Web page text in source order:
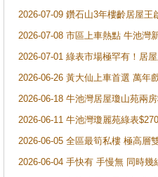
2026-07-09 鑽石山3年樓齡居屋
2026-07-08 市區上車熱點 牛池灣
2026-07-01 綠表市場極罕有！居
2026-06-26 黃大仙上車首選 萬年
2026-06-18 牛池灣居屋瓊山苑兩
2026-06-11 牛池灣瓊麗苑綠表
2026-06-05 全區最筍私樓 極高層
2026-06-04 手快有 手慢無 同時